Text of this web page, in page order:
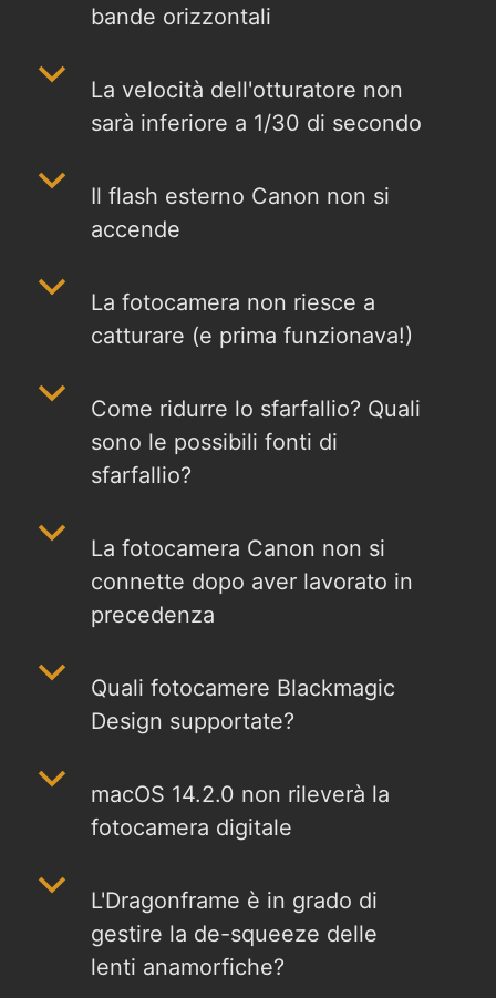
bande orizzontali
b
La velocità dell'otturatore non
sarà inferiore a 1/30 di secondo
b
Il flash esterno Canon non si
accende
b
La fotocamera non riesce a
catturare (e prima funzionava!)
b
Come ridurre lo sfarfallio? Quali
sono le possibili fonti di
sfarfallio?
b
La fotocamera Canon non si
connette dopo aver lavorato in
precedenza
b
Quali fotocamere Blackmagic
Design supportate?
b
macOS 14.2.0 non rileverà la
fotocamera digitale
b
L'Dragonframe è in grado di
gestire la de-squeeze delle
lenti anamorfiche?